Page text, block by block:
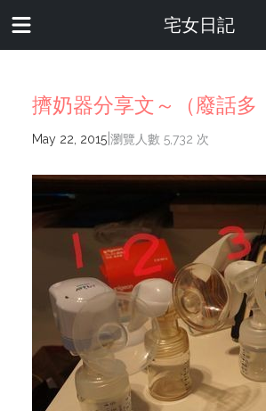
宅女日記
擠奶器分享文～（廢話多
May 22, 2015 瀏覽人數 5,732 次